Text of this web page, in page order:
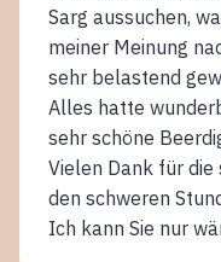
Sarg aussuchen,
meiner Meinung
sehr belastend
Alles hatte
sehr schöne
Vielen Dank für
den schweren
Ich kann Sie nur